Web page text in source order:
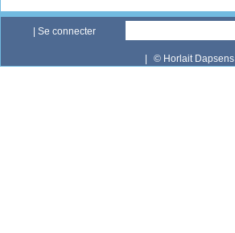
Se connecter
© Horlait Dapsens